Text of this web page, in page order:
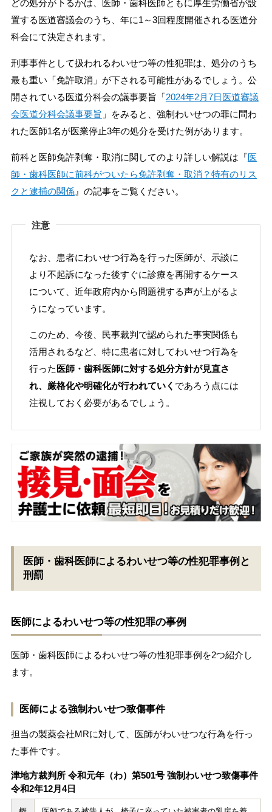
どの処分が下るかは、医師・歯科医師ともに厚生労働省が設
置する医道審議会のうち、年に1～3回程度開催される医道分
科会にて決定されます。
刑事事件として扱われるわいせつ等の性犯罪は、処分のうち
最も重い「免許取消」が下される可能性があるでしょう。公
開されている医道分科会の議事要旨「2024年2月7日医道審議
会医道分科会議事要旨 」をみると、強制わいせつの罪に問わ
れた医師1名が医業停止3年の処分を受けた例があります。
前科と医師免許剥奪・取消に関してのより詳しい解説は『医
師・歯科医師に前科がついたら免許剥奪・取消？特有のリス
クと逮捕の関係』の記事をご覧ください。
注意
なお、患者にわいせつ行為を行った医師が、示談に
より不起訴になった後すぐに診療を再開するケース
について、近年政府内から問題視する声が上がるよ
うになっています。
このため、今後、民事裁判で認められた事実関係も
活用されるなど、特に患者に対してわいせつ行為を
行った 医師・歯科医師に対する処分方針が見直さ
れ、厳格化や明確化が行われていく であろう点には
注視しておく必要があるでしょう。
医師・歯科医師によるわいせつ等の性犯罪事例と
刑罰
医師によるわいせつ等の性犯罪の事例
医師・歯科医師によるわいせつ等の性犯罪事例を2つ紹介し
ます。
医師による強制わいせつ致傷事件
担当の製薬会社MRに対して、医師がわいせつな行為を行っ
た事件です。
津地方裁判所 令和元年（わ）第501号 強制わいせつ致傷事件
令和2年12月4日